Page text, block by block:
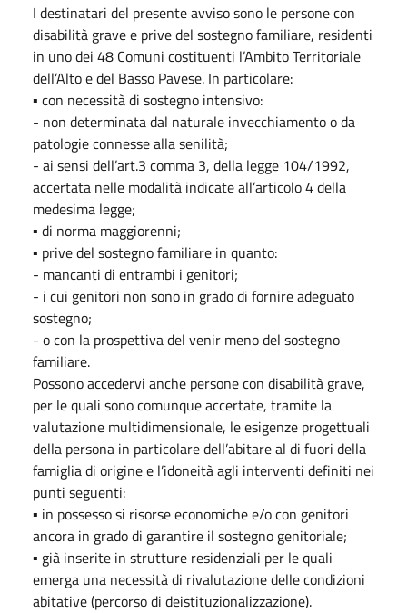
I destinatari del presente avviso sono le persone con
disabilità grave e prive del sostegno familiare, residenti
in uno dei 48 Comuni costituenti l’Ambito Territoriale
dell’Alto e del Basso Pavese. In particolare:
▪ con necessità di sostegno intensivo:
- non determinata dal naturale invecchiamento o da
patologie connesse alla senilità;
- ai sensi dell’art.3 comma 3, della legge 104/1992,
accertata nelle modalità indicate all’articolo 4 della
medesima legge;
▪ di norma maggiorenni;
▪ prive del sostegno familiare in quanto:
- mancanti di entrambi i genitori;
- i cui genitori non sono in grado di fornire adeguato
sostegno;
- o con la prospettiva del venir meno del sostegno
familiare.
Possono accedervi anche persone con disabilità grave,
per le quali sono comunque accertate, tramite la
valutazione multidimensionale, le esigenze progettuali
della persona in particolare dell’abitare al di fuori della
famiglia di origine e l’idoneità agli interventi definiti nei
punti seguenti:
▪ in possesso si risorse economiche e/o con genitori
ancora in grado di garantire il sostegno genitoriale;
▪ già inserite in strutture residenziali per le quali
emerga una necessità di rivalutazione delle condizioni
abitative (percorso di deistituzionalizzazione).